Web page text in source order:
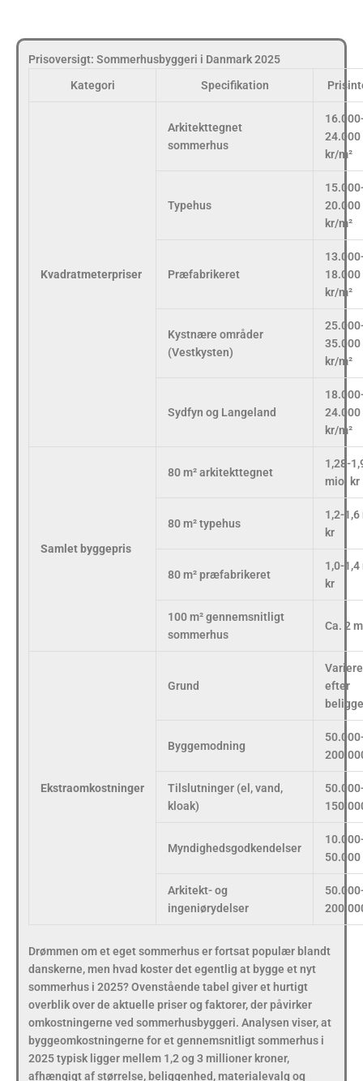
Prisoversigt: Sommerhusbyggeri i Danmark 2025
Kategori
Specifikation
Kvadratmeterpriser
Arkitekttegnet
sommerhus
24.000
kr/m²
Typehus
20.000
kr/m²
Præfabrikeret
18.000
kr/m²
Kystnære områder
(Vestkysten)
35.000
kr/m²
Sydfyn og Langeland
24.000
kr/m²
Samlet byggepris
80 m² arkitekttegnet
1,28-
mio. kr
80 m² typehus
1,2-1,6
kr
80 m² præfabrikeret
1,0-1,4
kr
100 m² gennemsnitligt
sommerhus
Ca. 2
Ekstraomkostninger
Grund
efter
Byggemodning
Tilslutninger (el, vand,
kloak)
Myndighedsgodkendelser
50.000
Arkitekt- og
ingeniørydelser
Drømmen om et eget sommerhus er fortsat populær blandt
danskerne, men hvad koster det egentlig at bygge et nyt
sommerhus i 2025? Ovenstående tabel giver et hurtigt
overblik over de aktuelle priser og faktorer, der påvirker
omkostningerne ved sommerhusbyggeri. Analysen viser, at
byggeomkostningerne for et gennemsnitligt sommerhus i
2025 typisk ligger mellem 1,2 og 3 millioner kroner,
afhængigt af størrelse, beliggenhed, materialevalg og